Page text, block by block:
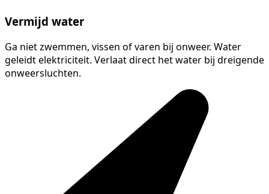
Vermijd water
Ga niet zwemmen, vissen of varen bij onweer. Water
geleidt elektriciteit. Verlaat direct het water bij dreigende
onweersluchten.